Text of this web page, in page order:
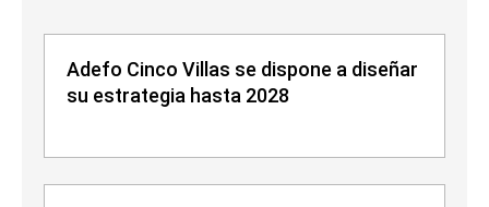
Adefo Cinco Villas se dispone a diseñar
su estrategia hasta 2028